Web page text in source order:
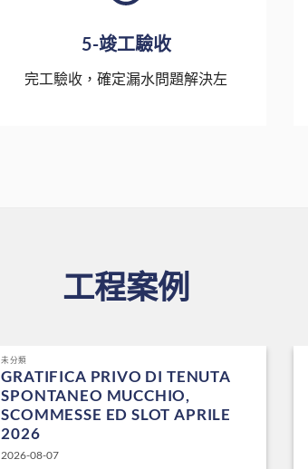
5-竣工驗收
完工驗收，確定漏水問題解決左
工程案例
未分類
GRATIFICA PRIVO DI TENUTA
SPONTANEO MUCCHIO,
SCOMMESSE ED SLOT APRILE
2026
2026-08-07